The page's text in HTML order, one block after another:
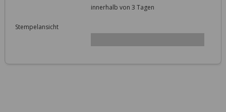
innerhalb von 3 Tagen
Stempelansicht